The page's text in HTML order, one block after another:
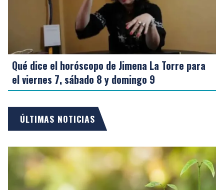
Qué dice el horóscopo de Jimena La Torre para
el viernes 7, sábado 8 y domingo 9
ÚLTIMAS NOTICIAS